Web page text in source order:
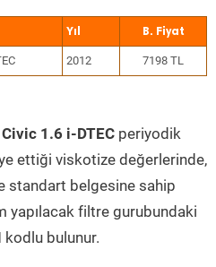
Yıl
2012 7198 TL
1.6 i-DTEC periyodik
ettiği viskotize değerlerinde,
standart belgesine sahip
yapılacak filtre gurubundaki
kodlu bulunur.